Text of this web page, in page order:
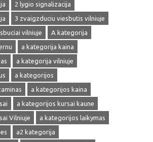
2 lygio signalizacija
3 zvaigzduciu viesbutis vilniuje
vilniuje
A kategorija
a kategorija kaina
a kategorija vilniuje
a kategorijos
a kategorijos kaina
a kategorijos kursai kaune
Vilniuje
a kategorijos laikymas
a2 kategorija